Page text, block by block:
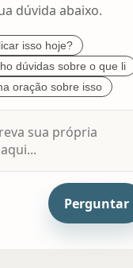
dúvida abaixo.
isso hoje?
dúvidas sobre o que li
oração sobre isso
Perguntar